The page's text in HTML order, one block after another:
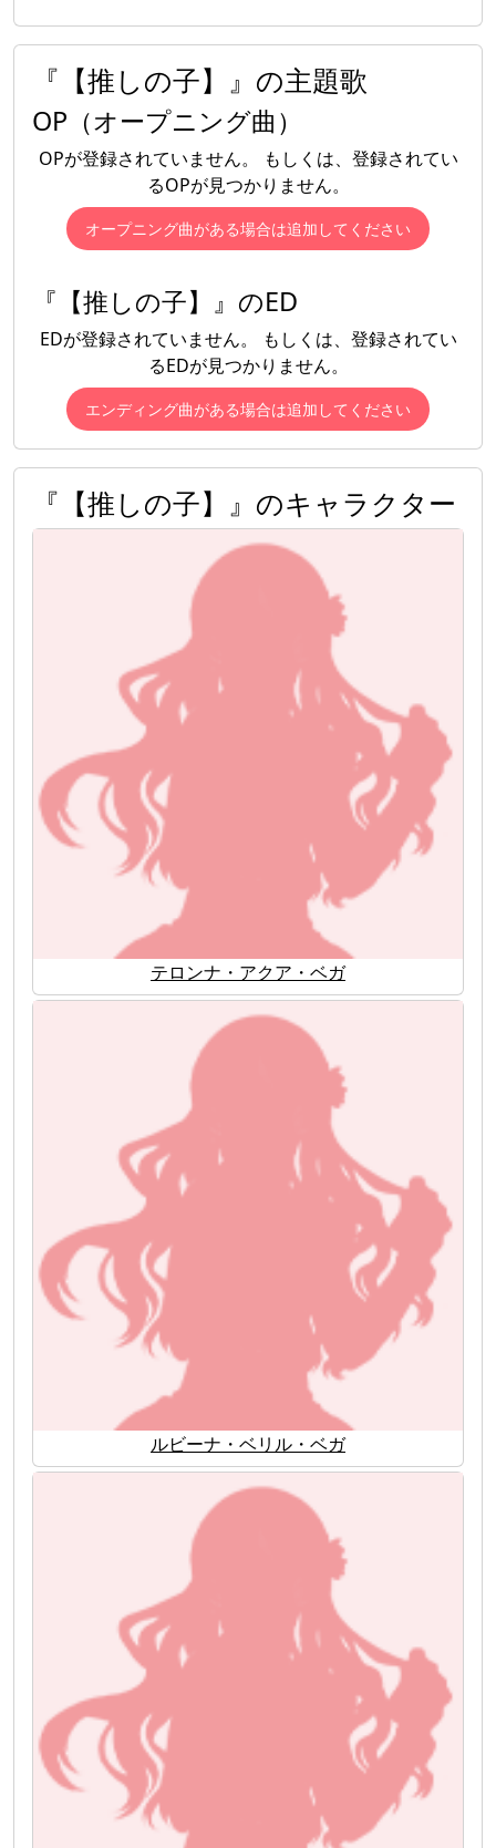
『【推しの子】』の主題歌
OP（オープニング曲）
OPが登録されていません。 もしくは、登録されてい
るOPが見つかりません。
オープニング曲がある場合は追加してください
『【推しの子】』のED
EDが登録されていません。 もしくは、登録されてい
るEDが見つかりません。
エンディング曲がある場合は追加してください
『【推しの子】』のキャラクター
テロンナ・アクア・ベガ
ルビーナ・ベリル・ベガ